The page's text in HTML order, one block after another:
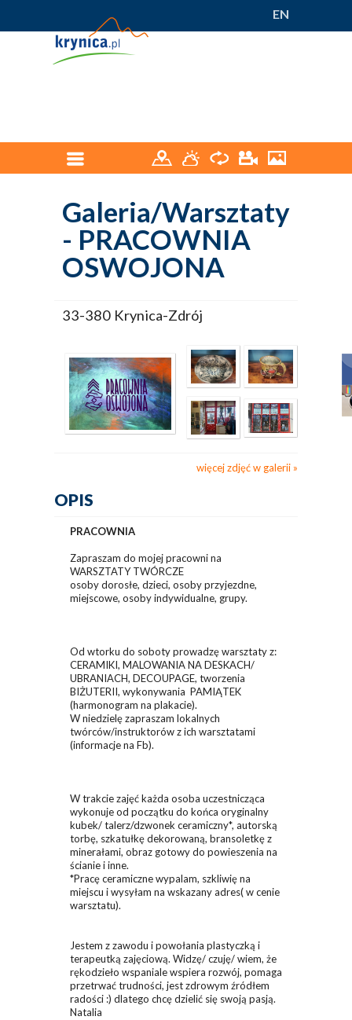
EN
Galeria/Warsztaty
- PRACOWNIA
OSWOJONA
33-380 Krynica-Zdrój
więcej zdjęć w galerii
OPIS
PRACOWNIA
Zapraszam do mojej pracowni na
WARSZTATY TWÓRCZE
osoby dorosłe, dzieci, osoby przyjezdne,
miejscowe, osoby indywidualne, grupy.
Od wtorku do soboty prowadzę warsztaty z:
CERAMIKI, MALOWANIA NA DESKACH/
UBRANIACH, DECOUPAGE, tworzenia
BIŻUTERII, wykonywania PAMIĄTEK
(harmonogram na plakacie).
W niedzielę zapraszam lokalnych
twórców/instruktorów z ich warsztatami
(informacje na Fb).
W trakcie zajęć każda osoba uczestnicząca
wykonuje od początku do końca oryginalny
kubek/ talerz/dzwonek ceramiczny*, autorską
torbę, szkatułkę dekorowaną, bransoletkę z
minerałami, obraz gotowy do powieszenia na
ścianie i inne.
*Pracę ceramiczne wypalam, szkliwię na
miejscu i wysyłam na wskazany adres( w cenie
warsztatu).
Jestem z zawodu i powołania plastyczką i
terapeutką zajęciową. Widzę/ czuję/ wiem, że
rękodzieło wspaniale wspiera rozwój, pomaga
przetrwać trudności, jest zdrowym źródłem
radości :) dlatego chcę dzielić się swoją pasją.
Natalia